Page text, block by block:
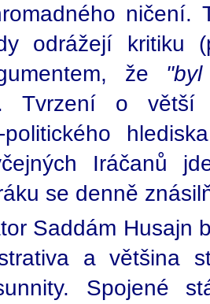
ničení.
odrážejí kritiku
že
Tvrzení o větší
politického
Iráčanů
se denně
Saddám Husajn
a většina
Spojené